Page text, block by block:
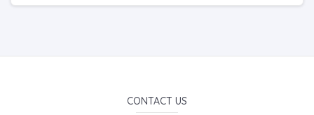
CONTACT US